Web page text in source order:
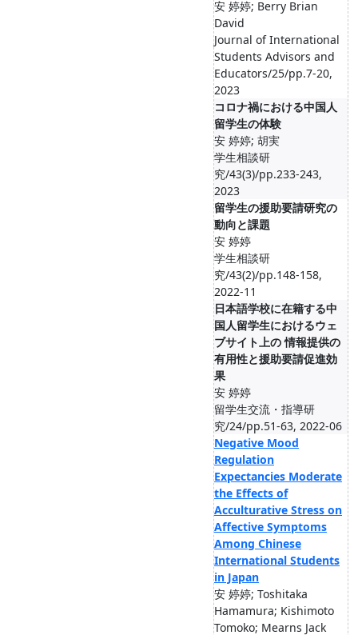
安 婷婷; Berry Brian
David
Journal of International
Students Advisors and
Educators/25/pp.7-20,
2023
コロナ禍における中国人
留学生の体験
安 婷婷; 胡実
学生相談研
究/43(3)/pp.233-243,
2023
留学生の援助要請研究の
動向と課題
安 婷婷
学生相談研
究/43(2)/pp.148-158,
2022-11
日本語学校に在籍する中
国人留学生におけるウェ
ブサイト上の 情報提供の
有用性と援助要請促進効
果
安 婷婷
留学生交流・指導研
究/24/pp.51-63, 2022-06
Negative Mood
Regulation
Expectancies Moderate
the Effects of
Acculturative Stress on
Affective Symptoms
Among Chinese
International Students
in Japan
安 婷婷; Toshitaka
Hamamura; Kishimoto
Tomoko; Mearns Jack